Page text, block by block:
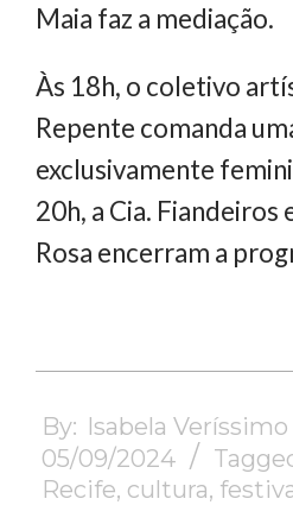
Maia faz a mediação.
Às 18h, o coletivo
Repente comanda
exclusivamente
20h, a Cia. Fiandeiros
Rosa encerram a
09-
05
By: Isabela Veríssimo
05/09/2024
Recife, cultura,